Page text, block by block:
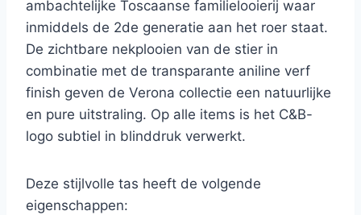
ambachtelijke Toscaanse familielooierij waar
inmiddels de 2de generatie aan het roer staat.
De zichtbare nekplooien van de stier in
combinatie met de transparante aniline verf
finish geven de Verona collectie een natuurlijke
en pure uitstraling. Op alle items is het C&B-
logo subtiel in blinddruk verwerkt.
Deze stijlvolle tas heeft de volgende
eigenschappen: